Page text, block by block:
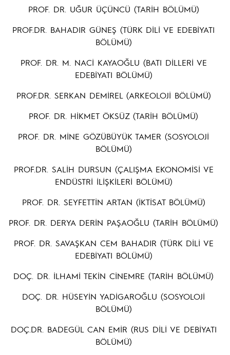
PROF. DR. UĞUR ÜÇÜNCÜ (TARİH BÖLÜMÜ)
PROF.DR. BAHADIR GÜNEŞ (TÜRK DİLİ VE EDEBİYATI
BÖLÜMÜ)
PROF. DR. M. NACİ KAYAOĞLU (BATI DİLLERİ VE
EDEBİYATI BÖLÜMÜ)
PROF.DR. SERKAN DEMİREL (ARKEOLOJİ BÖLÜMÜ)
PROF. DR. HİKMET ÖKSÜZ (TARİH BÖLÜMÜ)
PROF. DR. MİNE GÖZÜBÜYÜK TAMER (SOSYOLOJİ
BÖLÜMÜ)
PROF.DR. SALİH DURSUN (ÇALIŞMA EKONOMİSİ VE
ENDÜSTRİ İLİŞKİLERİ BÖLÜMÜ)
PROF. DR. SEYFETTİN ARTAN (İKTİSAT BÖLÜMÜ)
PROF. DR. DERYA DERİN PAŞAOĞLU (TARİH BÖLÜMÜ)
PROF. DR. SAVAŞKAN CEM BAHADIR (TÜRK DİLİ VE
EDEBİYATI BÖLÜMÜ)
DOÇ. DR. İLHAMİ TEKİN CİNEMRE (TARİH BÖLÜMÜ)
DOÇ. DR. HÜSEYİN YADİGAROĞLU (SOSYOLOJİ
BÖLÜMÜ)
DOÇ.DR. BADEGÜL CAN EMİR (RUS DİLİ VE DEBİYATI
BÖLÜMÜ)